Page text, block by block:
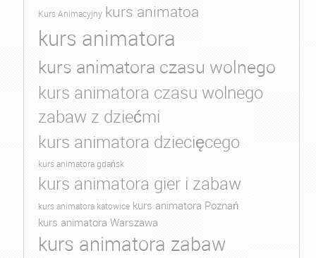
Kurs Animacyjny kurs animatoa
kurs animatora
kurs animatora czasu wolnego
kurs animatora czasu wolnego
zabaw z dziećmi
kurs animatora dziecięcego
kurs animatora gdańsk
kurs animatora gier i zabaw
kurs animatora katowice kurs animatora Poznań
kurs animatora Warszawa
kurs animatora zabaw